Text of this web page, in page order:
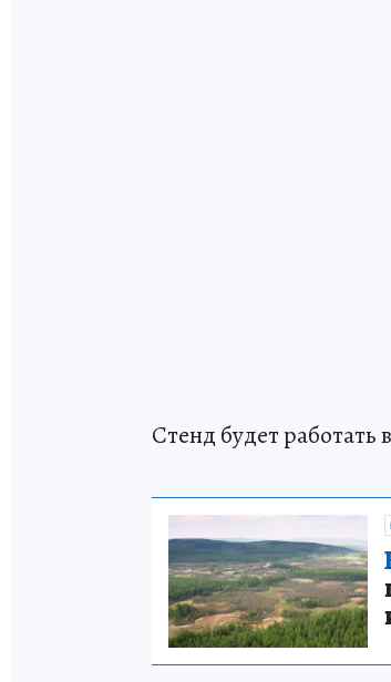
Стенд будет работать